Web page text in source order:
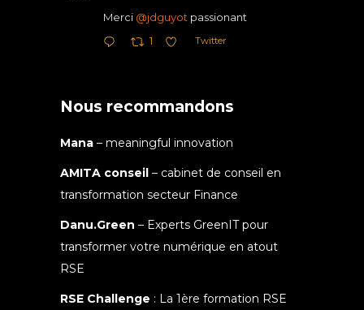
Merci @jdguyot passionant
1 Twitter
Nous recommandons
Mana – meaningful innovation
AMITA conseil – cabinet de conseil en
transformation secteur Finance
Danu.Green – Experts GreenIT pour
transformer votre numérique en atout
RSE
RSE Challenge : La 1ère formation RSE